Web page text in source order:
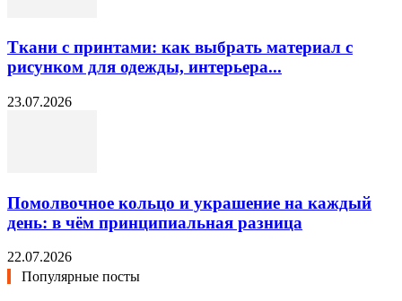
Ткани с принтами: как выбрать материал с
рисунком для одежды, интерьера...
23.07.2026
Помолвочное кольцо и украшение на каждый
день: в чём принципиальная разница
22.07.2026
Популярные посты